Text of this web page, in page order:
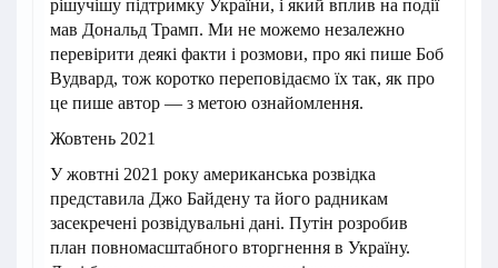
рішучішу підтримку України, і який вплив на події
мав Дональд Трамп. Ми не можемо незалежно
перевірити деякі факти і розмови, про які пише Боб
Вудвард, тож коротко переповідаємо їх так, як про
це пише автор — з метою ознайомлення.
Жовтень 2021
У жовтні 2021 року американська розвідка
представила Джо Байдену та його радникам
засекречені розвідувальні дані. Путін розробив
план повномасштабного вторгнення в Україну.